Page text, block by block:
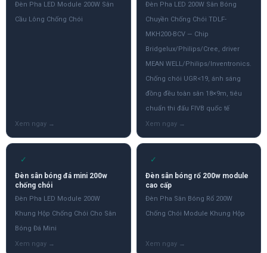
Đèn Pha LED Module 200W Sân
Cầu Lông Chống Chói
Đèn Pha LED 200W Sân Bóng
Chuyền Chống Chói TDLF-
MKH200-BCV — Chip
Bridgelux/Philips/Cree, driver
MEAN WELL/Philips/Inventronics.
Chống chói UGR<19, ánh sáng
đồng đều toàn sân 18×9m, tiêu
chuẩn thi đấu FIVB quốc tế
✓
Đèn sân bóng đá mini 200w
chống chói
Đèn Pha LED Module 200W
Khung Hộp Chống Chói Cho Sân
Bóng Đá Mini
✓
Đèn sân bóng rổ 200w module
cao cấp
Đèn Pha Sân Bóng Rổ 200W
Chống Chói Module Khung Hộp